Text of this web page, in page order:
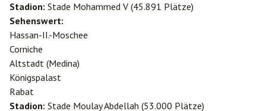
Stadion: Stade Mohammed V (45.891 Plätze)
Sehenswert:
Hassan-II.-Moschee
Corniche
Altstadt (Medina)
Königspalast
Rabat
Stadion: Stade Moulay Abdellah (53.000 Plätze)